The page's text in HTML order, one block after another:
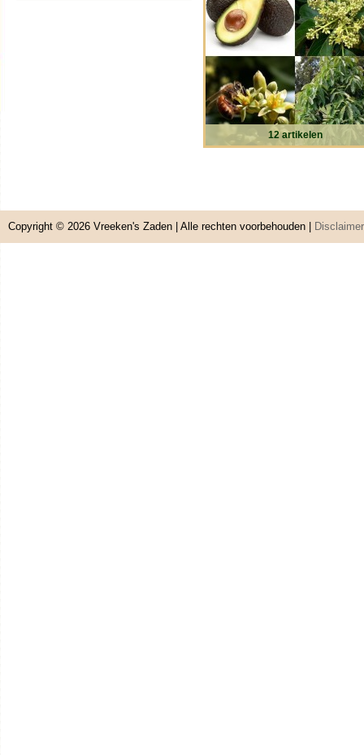
12 artikelen
Copyright © 2026 Vreeken's Zaden | Alle rechten voorbehouden | Disclaimer